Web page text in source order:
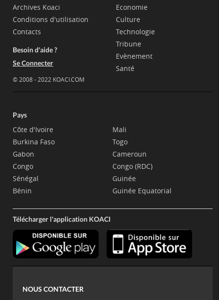
Archives Koaci
Conditions d'utilisation
Contacts
Besoin d'aide ?
Se Connecter
© 2008 - 2022 KOACI.COM
Economie
Culture
Technologie
Tribune
Evènement
Santé
Pays
Côte d'Ivoire
Burkina Faso
Gabon
Congo
Sénégal
Bénin
Mali
Togo
Cameroun
Congo (RDC)
Guinée
Guinée Equatorial
Télécharger l'application KOACI
NOUS CONTACTER